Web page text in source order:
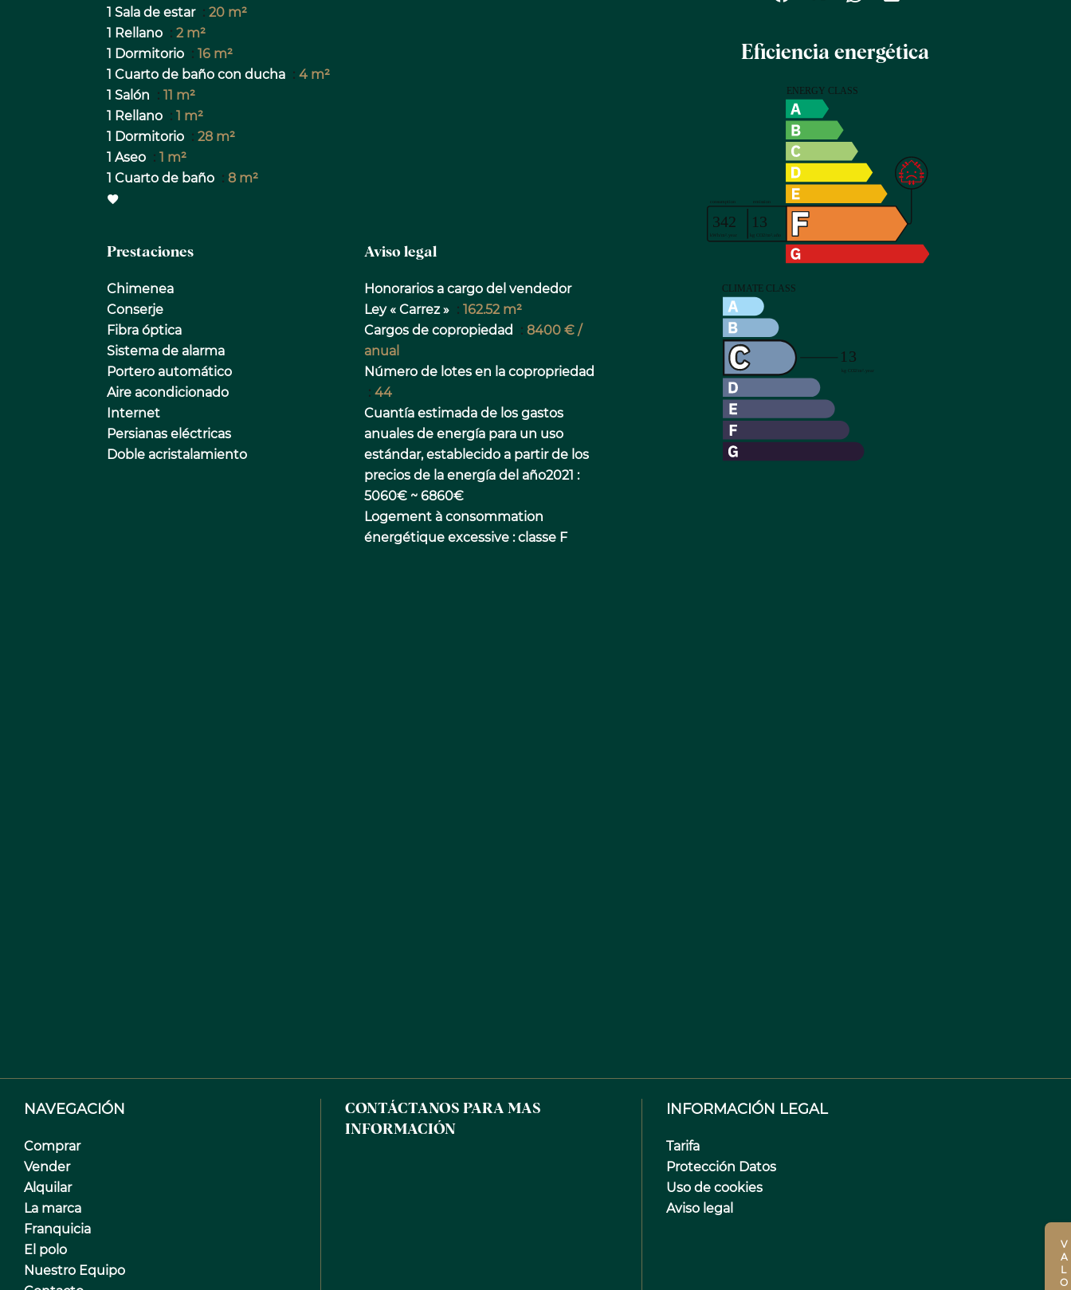
1 Sala de estar
20 m²
1 Rellano
2 m²
1 Dormitorio
16 m²
1 Cuarto de baño con ducha
4 m²
1 Salón
11 m²
1 Rellano
1 m²
1 Dormitorio
28 m²
1 Aseo
1 m²
1 Cuarto de baño
8 m²
Prestaciones
Chimenea
Conserje
Fibra óptica
Sistema de alarma
Portero automático
Aire acondicionado
Internet
Persianas eléctricas
Doble acristalamiento
Aviso legal
Honorarios a cargo del vendedor
Ley « Carrez »
162.52 m²
Cargos de copropiedad
8400 € /
anual
Número de lotes en la copropriedad
44
Cuantía estimada de los gastos
anuales de energía para un uso
estándar, establecido a partir de los
precios de la energía del año2021 :
5060€ ~ 6860€
Logement à consommation
énergétique excessive : classe F
Eficiencia energética
NAVEGACIÓN
Comprar
Vender
Alquilar
La marca
Franquicia
El polo
Nuestro Equipo
CONTÁCTANOS PARA MAS
INFORMACIÓN
INFORMACIÓN LEGAL
Tarifa
Protección Datos
Uso de cookies
Aviso legal